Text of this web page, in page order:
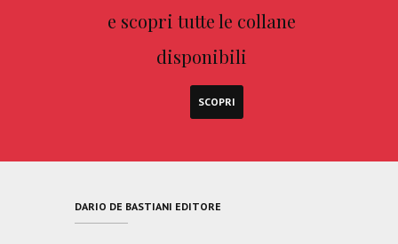
e scopri tutte le collane
disponibili
SCOPRI
DARIO DE BASTIANI EDITORE